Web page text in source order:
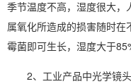
季节温度不高，湿度很大
属氧化所造成的损害随时
霉菌即可生长，湿度大于
2、工业产品中光学镜头